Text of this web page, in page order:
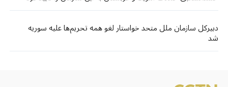
دبیرکل سازمان ملل متحد خواستار لغو همه تحریم‌ها علیه سوریه
شد